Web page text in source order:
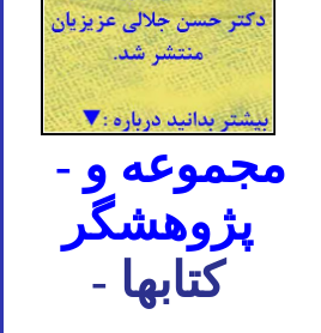
- مجموعه و
پژوهشگر
- کتابها